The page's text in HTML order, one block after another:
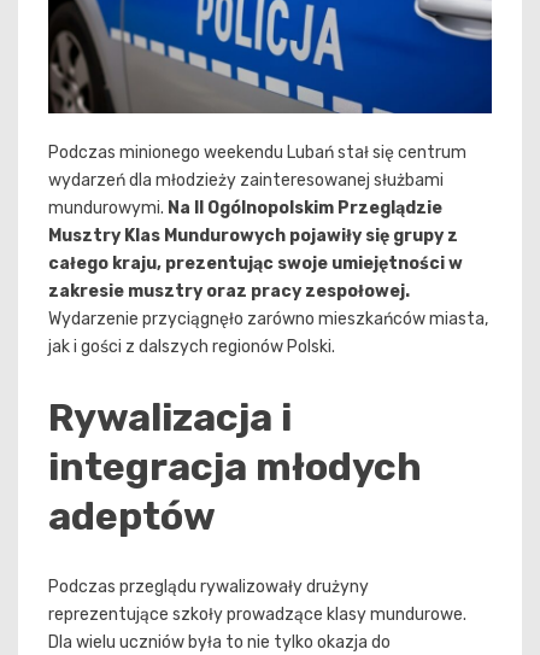
Podczas minionego weekendu Lubań stał się centrum
wydarzeń dla młodzieży zainteresowanej służbami
mundurowymi. Na II Ogólnopolskim Przeglądzie
Musztry Klas Mundurowych pojawiły się grupy z
całego kraju, prezentując swoje umiejętności w
zakresie musztry oraz pracy zespołowej.
Wydarzenie przyciągnęło zarówno mieszkańców miasta,
jak i gości z dalszych regionów Polski.
Rywalizacja i
integracja młodych
adeptów
Podczas przeglądu rywalizowały drużyny
reprezentujące szkoły prowadzące klasy mundurowe.
Dla wielu uczniów była to nie tylko okazja do